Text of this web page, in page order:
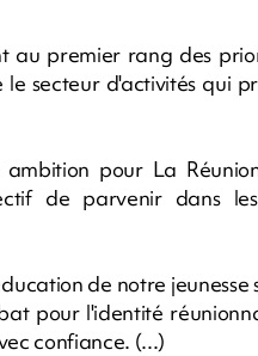
au premier rang des
le secteur d'activités qui
pour La
de parvenir dans
de notre jeunesse
pour l'identité
confiance. (...)